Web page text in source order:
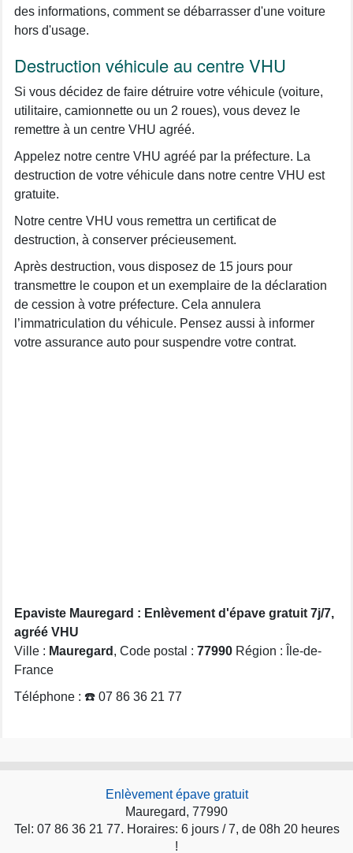
des informations, comment se débarrasser d'une voiture
hors d'usage.
Destruction véhicule au centre VHU
Si vous décidez de faire détruire votre véhicule (voiture,
utilitaire, camionnette ou un 2 roues), vous devez le
remettre à un centre VHU agréé.
Appelez notre centre VHU agréé par la préfecture. La
destruction de votre véhicule dans notre centre VHU est
gratuite.
Notre centre VHU vous remettra un certificat de
destruction, à conserver précieusement.
Après destruction, vous disposez de 15 jours pour
transmettre le coupon et un exemplaire de la déclaration
de cession à votre préfecture. Cela annulera
l’immatriculation du véhicule. Pensez aussi à informer
votre assurance auto pour suspendre votre contrat.
Epaviste Mauregard : Enlèvement d'épave gratuit 7j/7,
agréé VHU
Ville : Mauregard , Code postal : 77990 Région : Île-de-
France
Téléphone : ☎️ 07 86 36 21 77
Enlèvement épave gratuit
Mauregard, 77990
Tel: 07 86 36 21 77. Horaires: 6 jours / 7, de 08h 20 heures
!